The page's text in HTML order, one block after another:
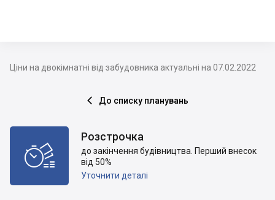
Ціни на двокімнатні від забудовника актуальні на 07.02.2022
 До списку планувань

Розстрочка
до закінчення будівництва. Перший внесок
від 50%
Уточнити деталі